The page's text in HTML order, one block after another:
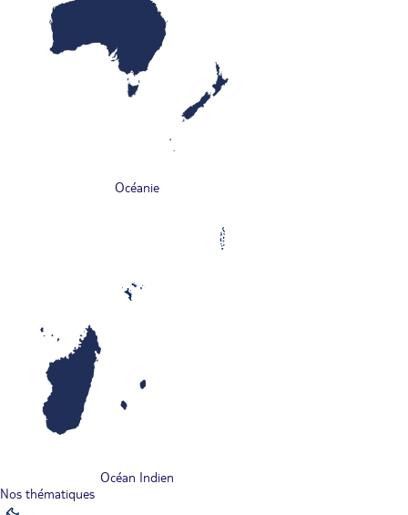
Océanie
Océan Indien
Nos thématiques